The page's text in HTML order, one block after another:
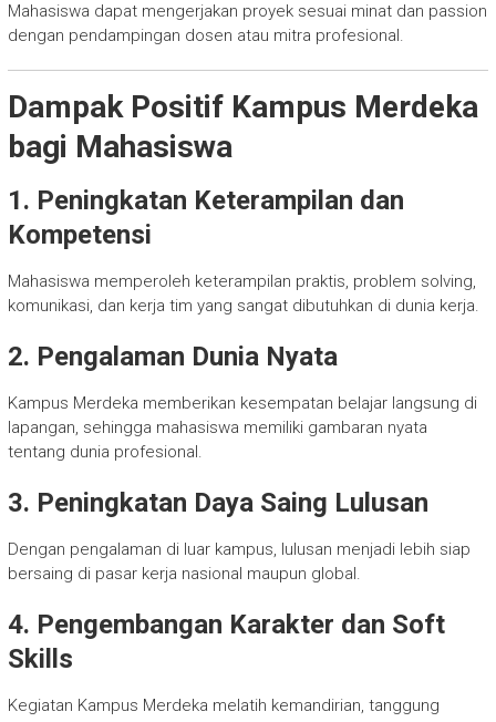
Mahasiswa dapat mengerjakan proyek sesuai minat dan passion
dengan pendampingan dosen atau mitra profesional.
Dampak Positif Kampus Merdeka
bagi Mahasiswa
1. Peningkatan Keterampilan dan
Kompetensi
Mahasiswa memperoleh keterampilan praktis, problem solving,
komunikasi, dan kerja tim yang sangat dibutuhkan di dunia kerja.
2. Pengalaman Dunia Nyata
Kampus Merdeka memberikan kesempatan belajar langsung di
lapangan, sehingga mahasiswa memiliki gambaran nyata
tentang dunia profesional.
3. Peningkatan Daya Saing Lulusan
Dengan pengalaman di luar kampus, lulusan menjadi lebih siap
bersaing di pasar kerja nasional maupun global.
4. Pengembangan Karakter dan Soft
Skills
Kegiatan Kampus Merdeka melatih kemandirian, tanggung